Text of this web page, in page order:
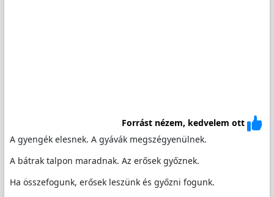
Forrást nézem, kedvelem ott
A gyengék elesnek. A gyávák megszégyenülnek.
A bátrak talpon maradnak. Az erősek győznek.
Ha összefogunk, erősek leszünk és győzni fogunk.